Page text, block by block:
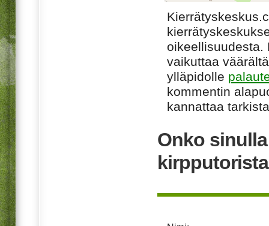
oikeellisuudesta.
vaikuttaa
ylläpidolle
kommentin
kannattaa
Onko